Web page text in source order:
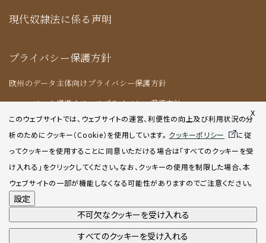
現代奴隷法に係る声明
プライバシー保護方針
欧州のデータ主体向けプライバシー保護方針
ニューヨーク提携オフィスプライバシー保護方針
クッキーポリシー
AIポリシー
©2001-2026 Atsumi & Sakai
X
このウェブサイトでは、ウェブサイトの運営、利便性の向上及び利用状況の分
析のためにクッキー（Cookie）を使用しています。 クッキーポリシー
に従
ってクッキーを使用することに同意いただける場合は「すべてのクッキーを受
け入れる」をクリックしてください。なお、クッキーの使用を制限した場合、本
ウェブサイトの一部が機能しなくなる可能性がありますのでご注意ください。
設定
不可欠なクッキーを受け入れる
すべてのクッキーを受け入れる